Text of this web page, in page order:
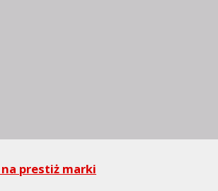
prestiż marki